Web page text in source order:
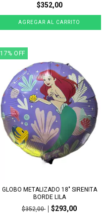
$352,00
17% OFF
GLOBO METALIZADO 18" SIRENITA
BORDE LILA
$352,00
$293,00